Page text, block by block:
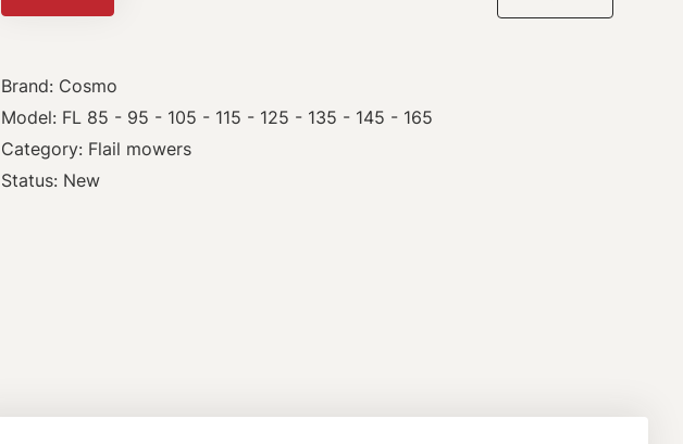
Brand: Cosmo
Model: FL 85 - 95 - 105 - 115 - 125 - 135 - 145 - 165
Category: Flail mowers
Status: New